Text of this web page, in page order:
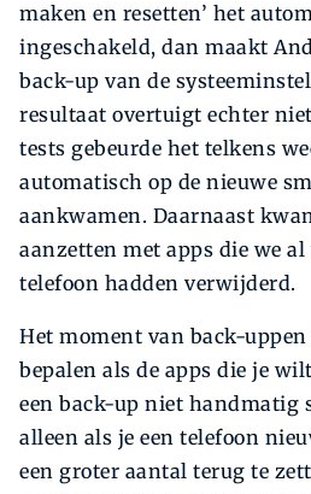
maken en resetten’ het
ingeschakeld, dan maakt
back-up van de
resultaat overtuigt echter
tests gebeurde het telkens
automatisch op de nieuwe
aankwamen. Daarnaast
aanzetten met apps die we
telefoon hadden verwijderd.
Het moment van back-
bepalen als de apps die je
een back-up niet handmatig
alleen als je een telefoon
een groter aantal terug te